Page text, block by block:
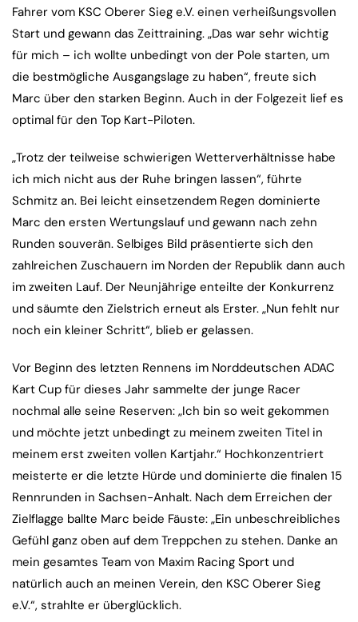
Fahrer vom KSC Oberer Sieg e.V. einen verheißungsvollen
Start und gewann das Zeittraining. „Das war sehr wichtig
für mich – ich wollte unbedingt von der Pole starten, um
die bestmögliche Ausgangslage zu haben“, freute sich
Marc über den starken Beginn. Auch in der Folgezeit lief es
optimal für den Top Kart-Piloten.
„Trotz der teilweise schwierigen Wetterverhältnisse habe
ich mich nicht aus der Ruhe bringen lassen“, führte
Schmitz an. Bei leicht einsetzendem Regen dominierte
Marc den ersten Wertungslauf und gewann nach zehn
Runden souverän. Selbiges Bild präsentierte sich den
zahlreichen Zuschauern im Norden der Republik dann auch
im zweiten Lauf. Der Neunjährige enteilte der Konkurrenz
und säumte den Zielstrich erneut als Erster. „Nun fehlt nur
noch ein kleiner Schritt“, blieb er gelassen.
Vor Beginn des letzten Rennens im Norddeutschen ADAC
Kart Cup für dieses Jahr sammelte der junge Racer
nochmal alle seine Reserven: „Ich bin so weit gekommen
und möchte jetzt unbedingt zu meinem zweiten Titel in
meinem erst zweiten vollen Kartjahr.“ Hochkonzentriert
meisterte er die letzte Hürde und dominierte die finalen 15
Rennrunden in Sachsen-Anhalt. Nach dem Erreichen der
Zielflagge ballte Marc beide Fäuste: „Ein unbeschreibliches
Gefühl ganz oben auf dem Treppchen zu stehen. Danke an
mein gesamtes Team von Maxim Racing Sport und
natürlich auch an meinen Verein, den KSC Oberer Sieg
e.V.“, strahlte er überglücklich.